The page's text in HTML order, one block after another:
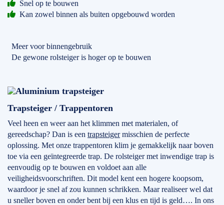
Snel op te bouwen
Kan zowel binnen als buiten opgebouwd worden
Meer voor binnengebruik
De gewone rolsteiger is hoger op te bouwen
Trapsteiger / Trappentoren
Veel heen en weer aan het klimmen met materialen, of
gereedschap? Dan is een trapsteigermisschien de perfecte
oplossing. Met onze trappentoren klim je gemakkelijk naar boven
toe via een geïntegreerde trap. De rolsteiger met inwendige trap is
eenvoudig op te bouwen en voldoet aan alle
veiligheidsvoorschriften. Dit model kent een hogere koopsom,
waardoor je snel af zou kunnen schrikken. Maar realiseer wel dat
u sneller boven en onder bent bij een klus en tijd is geld…. In ons